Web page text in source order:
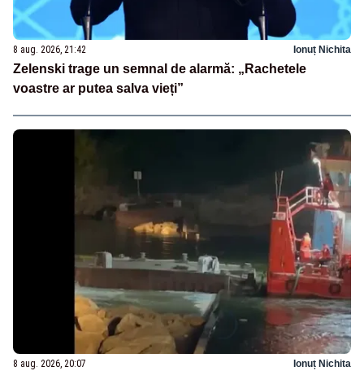
8 aug. 2026, 21:42 Ionuț Nichita
Zelenski trage un semnal de alarmă: „Rachetele
voastre ar putea salva vieți”
8 aug. 2026, 20:07 Ionuț Nichita